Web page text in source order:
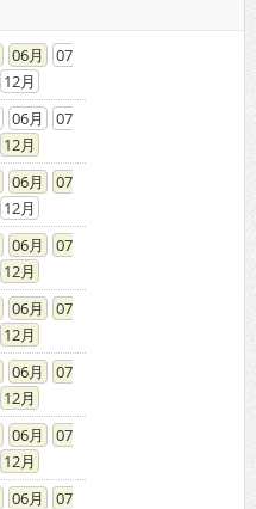
06
07
12
06
07
12
06
07
12
06
07
12
06
07
12
06
07
12
06
07
12
06
07